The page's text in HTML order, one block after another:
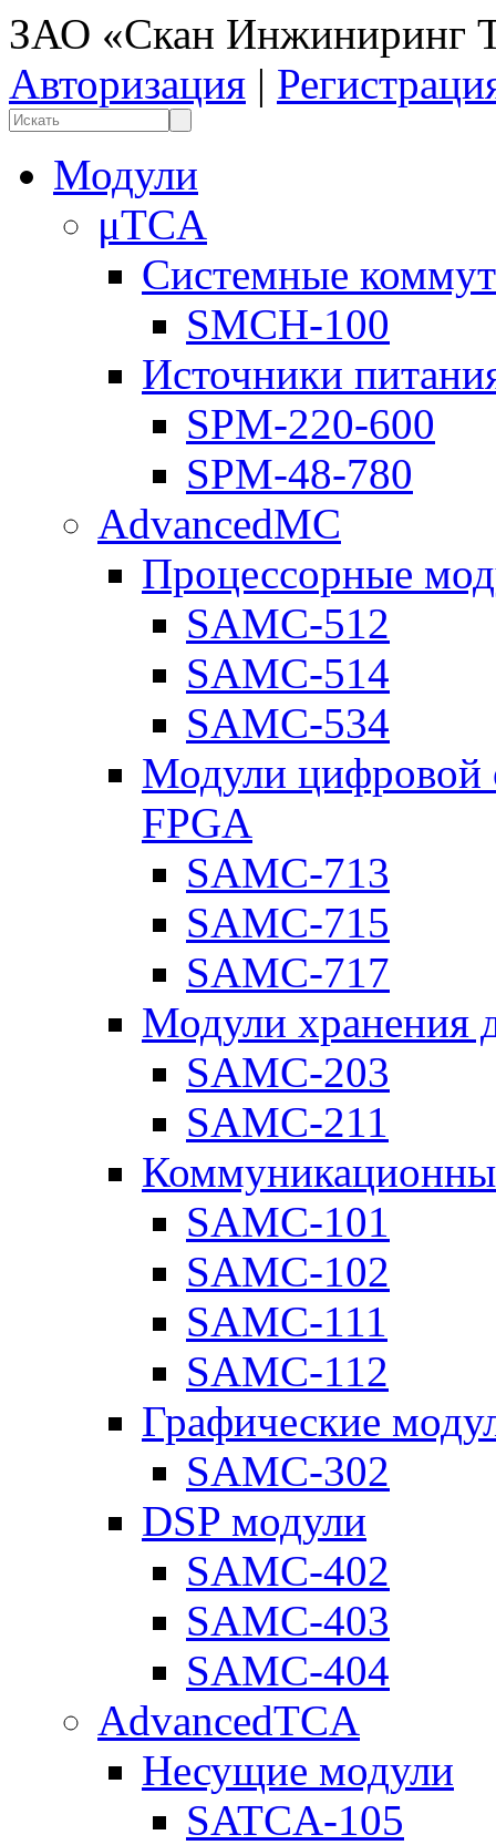
ЗАО «Скан Инжиниринг
Авторизация |
Модули
μTCA
Системные
SMCH-100
Источники
SPM-220-600
SPM-48-780
AdvancedMC
Процессорные
SAMC-512
SAMC-514
SAMC-534
Модули цифровой
FPGA
SAMC-713
SAMC-715
SAMC-717
Модули хранения
SAMC-203
SAMC-211
SAMC-101
SAMC-102
SAMC-111
SAMC-112
Графические
SAMC-302
DSP модули
SAMC-402
SAMC-403
SAMC-404
AdvancedTCA
Несущие модули
SATCA-105